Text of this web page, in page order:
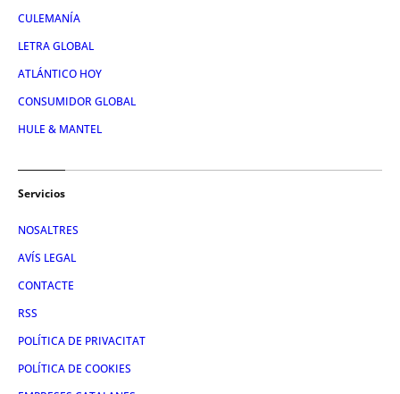
CULEMANÍA
LETRA GLOBAL
ATLÁNTICO HOY
CONSUMIDOR GLOBAL
HULE & MANTEL
Servicios
NOSALTRES
AVÍS LEGAL
CONTACTE
RSS
POLÍTICA DE PRIVACITAT
POLÍTICA DE COOKIES